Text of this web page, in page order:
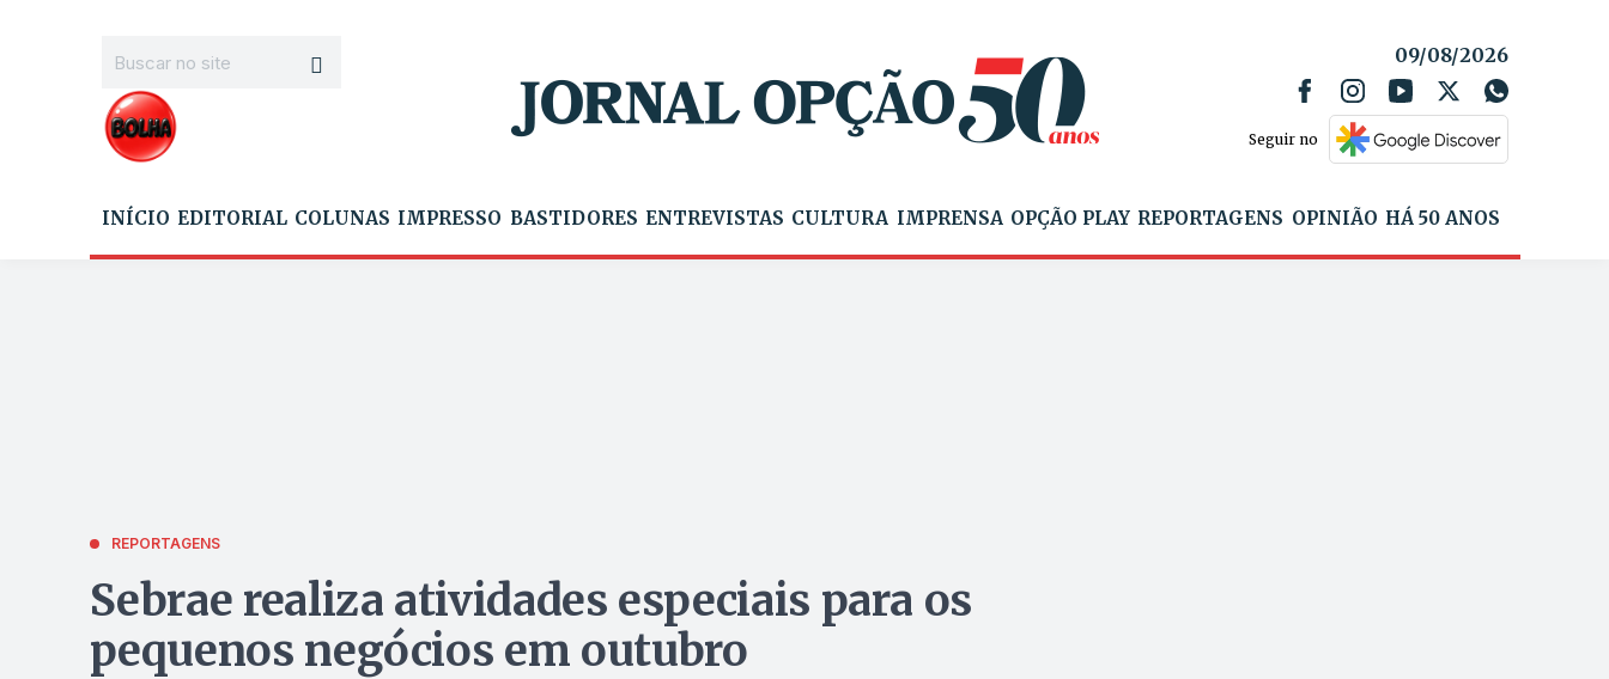
09/08/2026
Seguir no
INÍCIO EDITORIAL COLUNAS IMPRESSO BASTIDORES ENTREVISTAS CULTURA IMPRENSA OPÇÃO PLAY REPORTAGENS OPINIÃO HÁ 50 ANOS
REPORTAGENS
Sebrae realiza atividades especiais para os
pequenos negócios em outubro